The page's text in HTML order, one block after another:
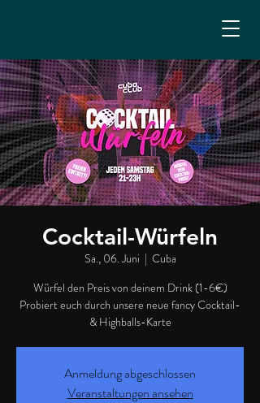
Cocktail-Würfeln
Sa., 06. Juni
  |
Cuba
Würfel den Preis von deinem Drink (1-6€)
Probiert euch durch unsere neue fancy Cocktail-
& Highballs-Karte
Anmeldung abgeschlossen
Veranstaltungen ansehen